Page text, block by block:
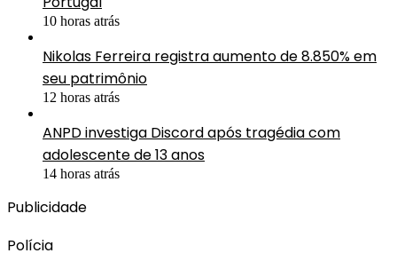
10 horas atrás
Nikolas Ferreira registra aumento de 8.850% em
seu patrimônio
12 horas atrás
ANPD investiga Discord após tragédia com
adolescente de 13 anos
14 horas atrás
Publicidade
Polícia